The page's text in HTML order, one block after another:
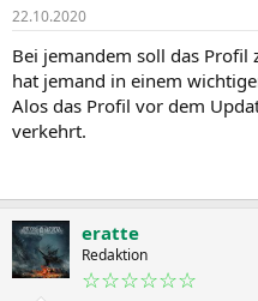
22.10.2020
Bei jemandem soll das Profil
hat jemand in einem
Alos das Profil vor dem
verkehrt.
eratte
Redaktion
☆☆☆☆☆☆